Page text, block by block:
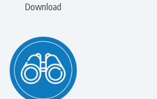
Download